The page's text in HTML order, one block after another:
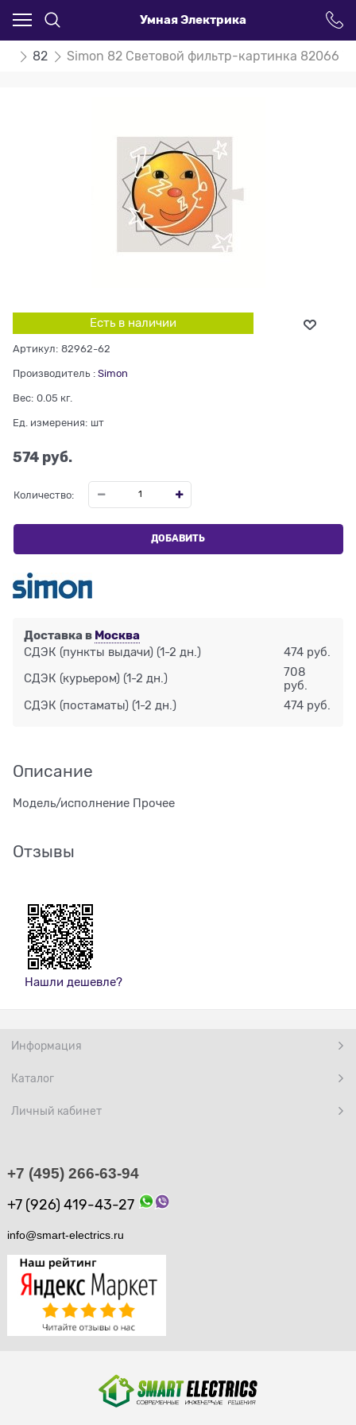
Умная Электрика
82 Simon 82 Световой фильтр-картинка 82066
Есть в наличии
Артикул: 82962-62
Производитель : Simon
Вес: 0.05 кг.
Ед. измерения: шт
574 руб.
Количество:
ДОБАВИТЬ
Доставка в Москва
СДЭК (пункты выдачи) (1-2 дн.) 474 руб.
СДЭК (курьером) (1-2 дн.)
708
руб.
СДЭК (постаматы) (1-2 дн.) 474 руб.
Описание
Модель/исполнение Прочее
Отзывы
Нашли дешевле?
Информация
Каталог
Личный кабинет
+7 (495) 266-63-94
+7 (926) 419-43-27
info@smart-electrics.ru